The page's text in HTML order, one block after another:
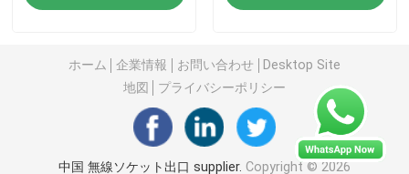
スマートアラームセンサー
ホーム 企業情報 お問い合わせ
Desktop Site
地図
プライバシーポリシー
中国 無線ソケット出口 supplier. Copyright © 2026